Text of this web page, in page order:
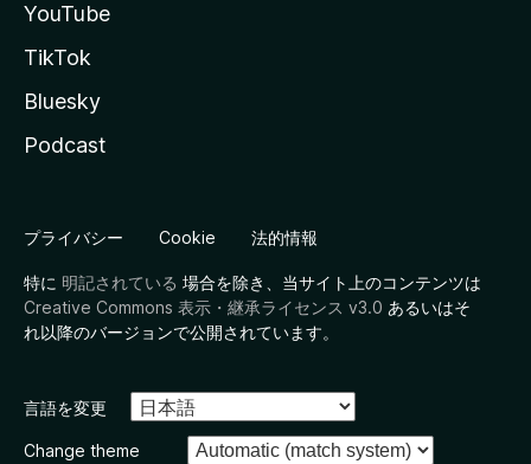
YouTube
TikTok
Bluesky
Podcast
プライバシー Cookie 法的情報
特に 明記されている 場合を除き、当サイト上のコンテンツは
Creative Commons 表示・継承ライセンス v3.0 あるいはそ
れ以降のバージョンで公開されています。
言語を変更
Change theme